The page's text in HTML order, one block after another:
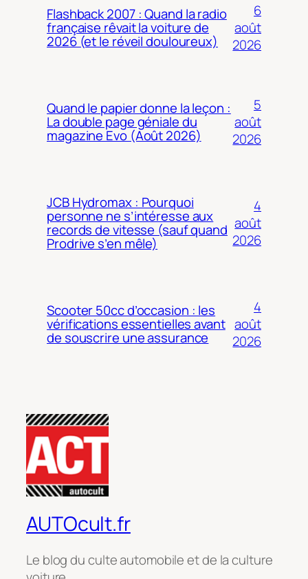
Flashback 2007 : Quand la radio
française rêvait la voiture de
2026 (et le réveil douloureux)
6
août
2026
Quand le papier donne la leçon :
La double page géniale du
magazine Evo (Août 2026)
5
août
2026
JCB Hydromax : Pourquoi
personne ne s’intéresse aux
records de vitesse (sauf quand
Prodrive s’en mêle)
4
août
2026
Scooter 50cc d’occasion : les
vérifications essentielles avant
de souscrire une assurance
4
août
2026
AUTOcult.fr
Le blog du culte automobile et de la culture